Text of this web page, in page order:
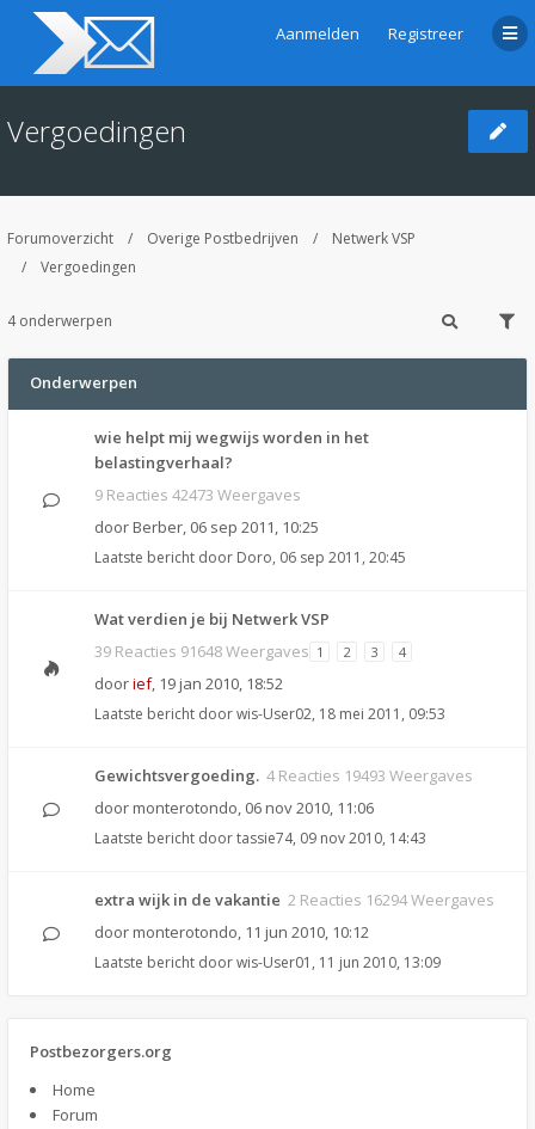
Aanmelden Registreer
Vergoedingen
Forumoverzicht Overige Postbedrijven
Netwerk VSP
Vergoedingen
4 onderwerpen
Onderwerpen
wie helpt mij wegwijs worden in het
belastingverhaal?
9 Reacties 42473 Weergaves
door Berber, 06 sep 2011, 10:25
Laatste bericht door Doro, 06 sep 2011, 20:45
Wat verdien je bij Netwerk VSP
39 Reacties 91648 Weergaves 1 2 3 4
doorief, 19 jan 2010, 18:52
Laatste bericht doorwis-User02, 18 mei 2011, 09:53
Gewichtsvergoeding. 4 Reacties 19493 Weergaves
door monterotondo, 06 nov 2010, 11:06
Laatste bericht doortassie74, 09 nov 2010, 14:43
extra wijk in de vakantie 2 Reacties 16294 Weergaves
door monterotondo, 11 jun 2010, 10:12
Laatste bericht doorwis-User01 , 11 jun 2010, 13:09
Postbezorgers.org
Home
Forum